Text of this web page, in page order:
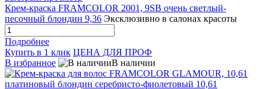
Крем-краска FRAMCOLOR 2001, 9SB очень светлый-
песочный блондин 9,36 Эксклюзивно в салонах красоты
Подробнее
Купить в 1 клик ЦЕНА ДЛЯ ПРОФ
В избранное
В наличии